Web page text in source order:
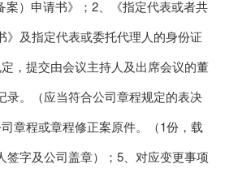
案）申请书》；2、《指定代表或者共
》及指定代表或委托代理人的身份证
，提交由会议主持人及出席会议的董
录。（应当符合公司章程规定的表决
章程或章程修正案原件。（1份，载
签字及公司盖章）；5、对应变更事项